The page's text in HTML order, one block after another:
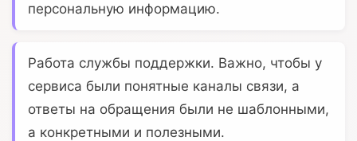
персональную информацию.
Работа службы поддержки. Важно, чтобы у
сервиса были понятные каналы связи, а
ответы на обращения были не шаблонными,
а конкретными и полезными.